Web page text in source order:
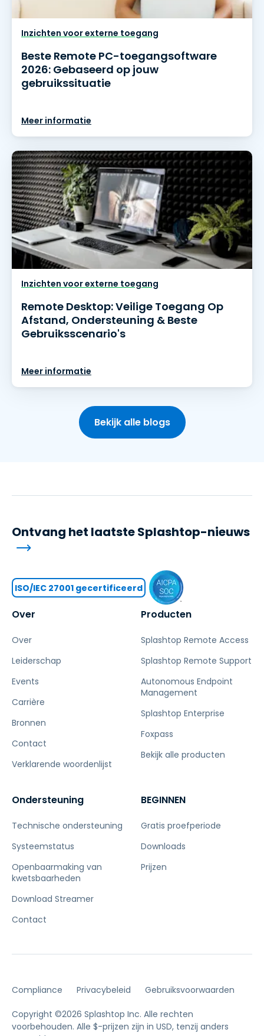
Inzichten voor externe toegang
Beste Remote PC-toegangsoftware
2026: Gebaseerd op jouw
gebruikssituatie
Meer informatie
Inzichten voor externe toegang
Remote Desktop: Veilige Toegang Op
Afstand, Ondersteuning & Beste
Gebruiksscenario's
Meer informatie
Bekijk alle blogs
Over
Over
Leiderschap
Events
Carrière
Bronnen
Contact
Verklarende woordenlijst
Producten
Splashtop Remote Access
Splashtop Remote Support
Autonomous Endpoint
Management
Splashtop Enterprise
Foxpass
Bekijk alle producten
Ondersteuning
Technische ondersteuning
Systeemstatus
Openbaarmaking van
kwetsbaarheden
Download Streamer
Contact
BEGINNEN
Gratis proefperiode
Downloads
Prijzen
Ontvang het laatste Splashtop-nieuws
ISO/IEC 27001 gecertificeerd
Compliance Privacybeleid Gebruiksvoorwaarden
Copyright ©2026 Splashtop Inc. Alle rechten
voorbehouden. Alle $-prijzen zijn in USD, tenzij anders